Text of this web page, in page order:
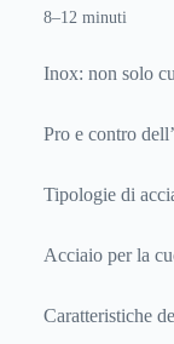
8–12 minuti
Inox: non solo
Pro e contro
Tipologie di
Acciaio per la
Caratteristiche